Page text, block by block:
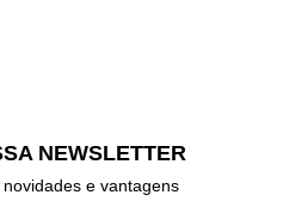
NEWSLETTER
e vantagens